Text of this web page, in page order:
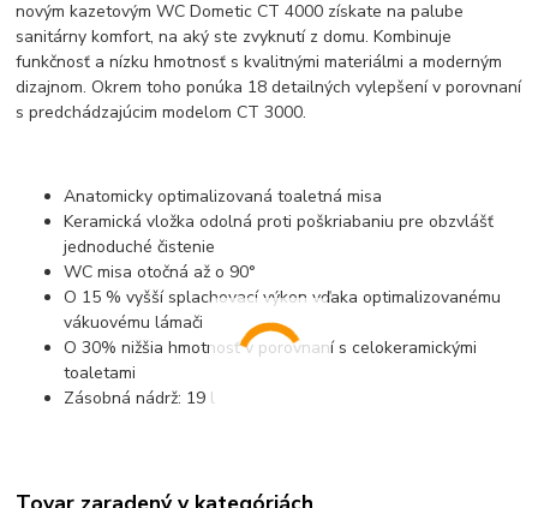
novým kazetovým WC Dometic CT 4000 získate na palube
sanitárny komfort, na aký ste zvyknutí z domu. Kombinuje
funkčnosť a nízku hmotnosť s kvalitnými materiálmi a moderným
dizajnom. Okrem toho ponúka 18 detailných vylepšení v porovnaní
s predchádzajúcim modelom CT 3000.
Anatomicky optimalizovaná toaletná misa
Keramická vložka odolná proti poškriabaniu pre obzvlášť
jednoduché čistenie
WC misa otočná až o 90°
O 15 % vyšší splachovací výkon vďaka optimalizovanému
vákuovému lámači
O 30% nižšia hmotnosť v porovnaní s celokeramickými
toaletami
Zásobná nádrž: 19 l